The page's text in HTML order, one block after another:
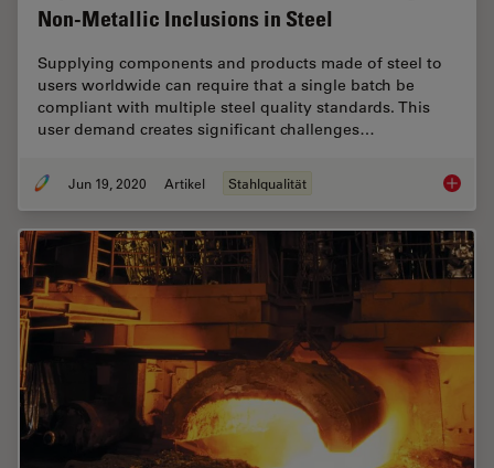
Non-Metallic Inclusions in Steel
Supplying components and products made of steel to
users worldwide can require that a single batch be
compliant with multiple steel quality standards. This
user demand creates significant challenges…
Jun 19, 2020 Artikel Stahlqualität Top